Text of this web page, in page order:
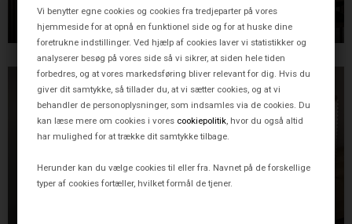
Vi benytter egne cookies og cookies fra tredjeparter på vores
hjemmeside for at opnå en funktionel side og for at huske dine
foretrukne indstillinger. Ved hjælp af cookies laver vi statistikker og
analyserer besøg på vores side så vi sikrer, at siden hele tiden
forbedres, og at vores markedsføring bliver relevant for dig. Hvis du
giver dit samtykke, så tillader du, at vi sætter cookies, og at vi
behandler de personoplysninger, som indsamles via de cookies. Du
kan læse mere om cookies i vores cookiepolitik , hvor du også altid
har mulighed for at trække dit samtykke tilbage.
Herunder kan du vælge cookies til eller fra. Navnet på de forskellige
typer af cookies fortæller, hvilket formål de tjener.
4.495,00 DKK 5.495,00 DKK
SHIBUI VÆGLAMPE,
BEE HIVE BORDLAMPE